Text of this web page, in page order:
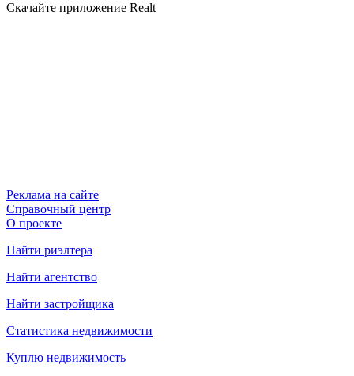
Скачайте приложение Realt
Реклама на сайте
Справочный центр
О проекте
Найти риэлтера
Найти агентство
Найти застройщика
Статистика недвижимости
Куплю недвижимость